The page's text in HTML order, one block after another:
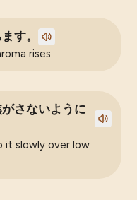
す。
rises.
さないように
it slowly over low